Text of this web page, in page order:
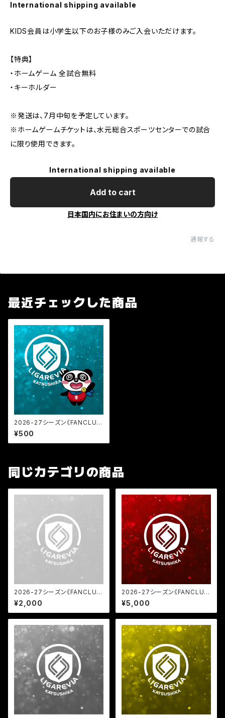
International shipping available
KIDS会員は小学生以下のお子様のみご入会いただけます。
【特典】
・ホームゲーム 全試合無料
・キーホルダー
※発送は、7月中旬を予定しています。
※ホームゲームチケットは、水元総合スポーツセンターでの試合
に限り使用できます。
International shipping available
Add to cart
日本国内にお住まいの方向け
通報する
最近チェックした商品
2026-27シーズン《FANCLU
B》KIDS会員（小学生以下）
¥500
同じカテゴリの商品
2026-27シーズン《FANCLU
B》WHITE会員
¥2,000
2026-27シーズン《FANCLU
B》RED会員
¥5,000